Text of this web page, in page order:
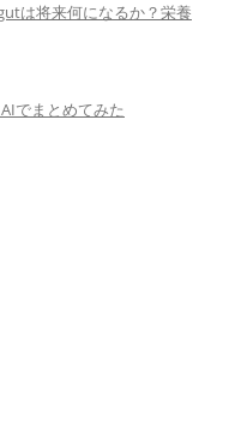
は将来何になるか？栄養
でまとめてみた